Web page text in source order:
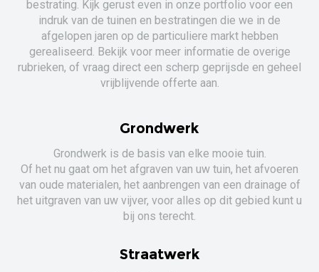
bestrating. Kijk gerust even in onze portfolio voor een
indruk van de tuinen en bestratingen die we in de
afgelopen jaren op de particuliere markt hebben
gerealiseerd. Bekijk voor meer informatie de overige
rubrieken, of vraag direct een scherp geprijsde en geheel
vrijblijvende offerte aan.
Grondwerk
Grondwerk is de basis van elke mooie tuin.
Of het nu gaat om het afgraven van uw tuin, het afvoeren
van oude materialen, het aanbrengen van een drainage of
het uitgraven van uw vijver, voor alles op dit gebied kunt u
bij ons terecht.
Straatwerk